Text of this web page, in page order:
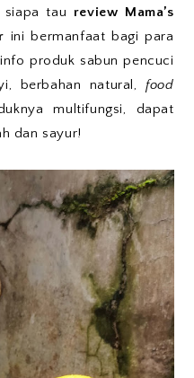
siapa tau review Mama’s
ini bermanfaat bagi para
produk sabun pencuci
berbahan natural,food
multifungsi, dapat
dan sayur!